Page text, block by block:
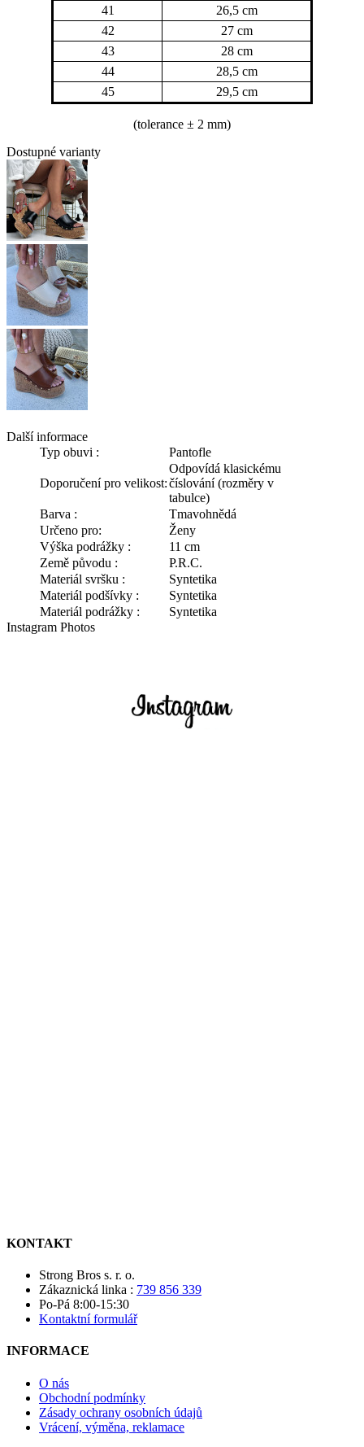
41
26,5 cm
42
27 cm
43
28 cm
44
28,5 cm
45
29,5 cm
(tolerance ± 2 mm)
Dostupné varianty
Další informace
Typ obuvi :
Pantofle
Doporučení pro velikost:
Odpovídá klasickému
číslování (rozměry v
tabulce)
Barva :
Tmavohnědá
Určeno pro:
Ženy
Výška podrážky :
11 cm
Země původu :
P.R.C.
Materiál svršku :
Syntetika
Materiál podšívky :
Syntetika
Materiál podrážky :
Syntetika
Instagram Photos
KONTAKT
Strong Bros s. r. o.
Zákaznická linka : 739 856 339
Po-Pá 8:00-15:30
Kontaktní formulář
INFORMACE
O nás
Obchodní podmínky
Zásady ochrany osobních údajů
Vrácení, výměna, reklamace